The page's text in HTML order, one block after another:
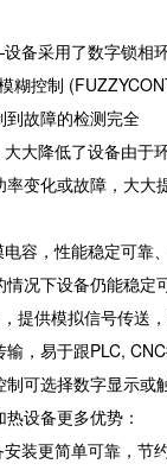
备采用了数字锁相
糊控制
到故障的检测完全
大降低了设备由于
变化或故障，大大
容，性能稳定可靠
况下设备仍能稳定
提供模拟信号传送
，易于跟PLC,
可选择数字显示或
设备更多优势：
装更简单可靠，节约